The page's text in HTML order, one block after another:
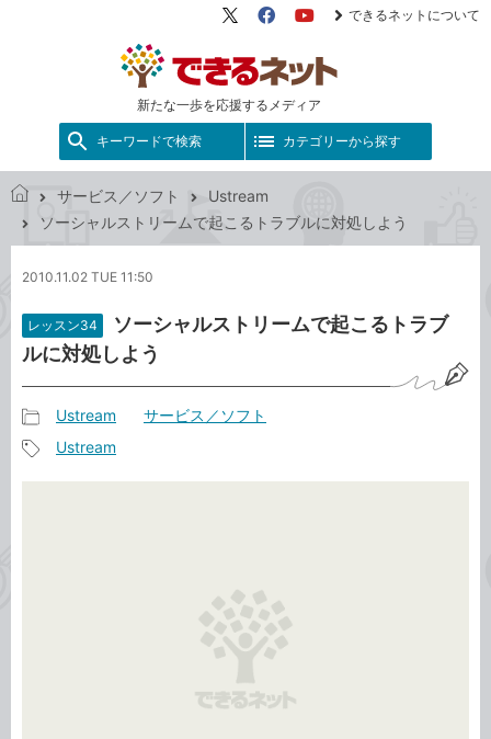
新たな一歩を応援するメディア
X（旧
FacebookYouTube
できるネットについて
キーワードで検索 カテゴリーから探す
ネ
ト
サービス／ソフト
Ustream
ソーシャルストリームで起こるトラブルに対処しよう
2010.11.02 TUE 11:50
レッスン34
ソーシャルストリームで起こるトラブ
ルに対処しよう
事
カ
Ustream サービス／ソフト
Ustream